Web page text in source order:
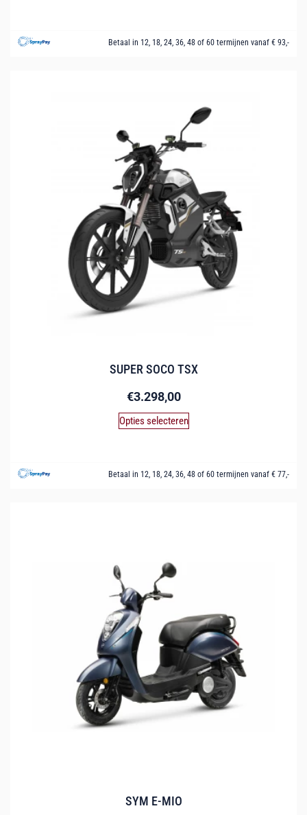
Betaal in 12, 18, 24, 36, 48 of 60 termijnen vanaf € 93,-
SUPER SOCO TSX
€3.298,00
Opties selecteren
Betaal in 12, 18, 24, 36, 48 of 60 termijnen vanaf € 77,-
SYM E-MIO